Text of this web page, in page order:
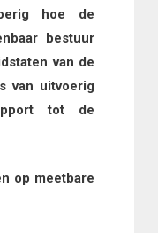
hoe de
bestuur
van de
van uitvoerig
tot de
op meetbare